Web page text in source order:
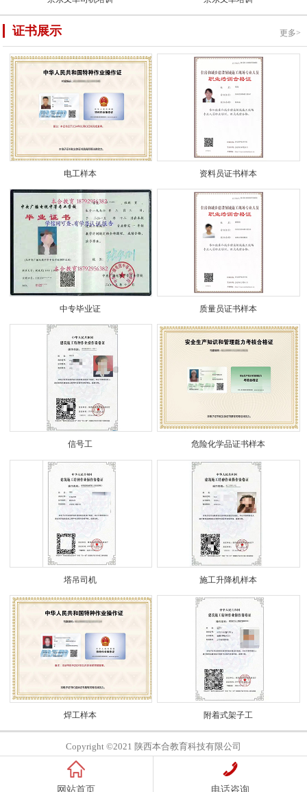
证书展示 更多>
电工样本 资料员证书样本
中专毕业证 质量员证书样本
信号工 危险化学品证书样本
塔吊司机 施工升降机样本
焊工样本 附着式架子工
Copyright ©2021 陕西本合教育科技有限公司
网站首页 电话咨询